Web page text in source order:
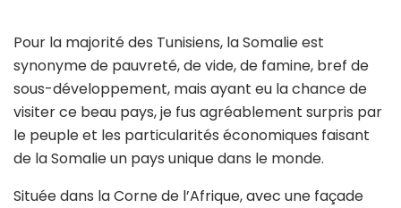
Pour la majorité des Tunisiens, la Somalie est
synonyme de pauvreté, de vide, de famine, bref de
sous-développement, mais ayant eu la chance de
visiter ce beau pays, je fus agréablement surpris par
le peuple et les particularités économiques faisant
de la Somalie un pays unique dans le monde.
Située dans la Corne de l’Afrique, avec une façade